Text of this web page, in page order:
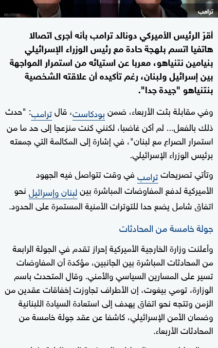
ترامب
أقرّ الرئيس الأميركي دونالد ترامب بأنه أجرى اتصالا
هاتفيا اتسم بلهجة حادة مع رئيس الوزراء الإسرائيلي
بنيامين نتنياهو، معربا عن استيائه من استمرار المواجهة
بين إسرائيل ولبنان، رغم تأكيده أن علاقته الشخصية
بنتنياهو "جيدة جدا".
وفي مقابلة بثت الأربعاء، ضمنبودكاست، قالترامب: "حدث
ذلك بالفعل... لم أكن غاضبا، لكنني كنت منزعجا إلى حد ما من
استمرار الصراع مع لبنان"، في إشارة إلى المكالمة التي جمعته
برئيس الوزراء الإسرائيلي.
وتأتي تصريحاتترامبفي وقت تتواصل فيه الجهود
الأميركية لدفع المفاوضات المباشرة بينلبنان وإسرائيلنحو
اتفاق شامل يضع حدا للتوترات الأمنية المستمرة على الحدود.
جولة خامسة من المحادثات
وأعلنت وزارة الخارجية الأميركية إحراز تقدم في الجولة الرابعة
من المحادثات المباشرة بين الجانبين، مؤكدة أن المفاوضات
تسير على المسارين السياسي والأمني. وقال المتحدث باسم
الوزارة، تومي بيغوت، إن الأطراف تجاوزت إخفاقات عقدين من
الزمن وتتجه نحو اتفاق يهدف إلى استعادة السيادة اللبنانية
وضمان الأمن الإسرائيلي، كاشفا عن عقد جولة خامسة من
المحادثات الأربعاء.